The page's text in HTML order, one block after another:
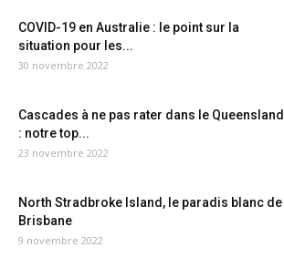
COVID-19 en Australie : le point sur la
situation pour les...
30 novembre 2022
Cascades à ne pas rater dans le Queensland
: notre top...
23 novembre 2022
North Stradbroke Island, le paradis blanc de
Brisbane
9 novembre 2022